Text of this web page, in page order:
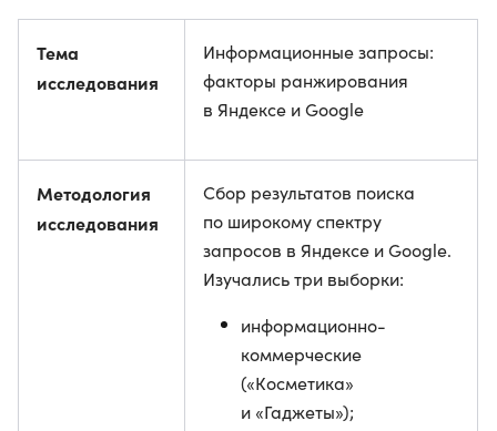
Тема
исследования
Информационные запросы:
факторы ранжирования
в Яндексе и Google
Методология
исследования
Сбор результатов поиска
по широкому спектру
запросов в Яндексе и Google.
Изучались три выборки:
информационно-
коммерческие
(«Косметика»
и «Гаджеты»);